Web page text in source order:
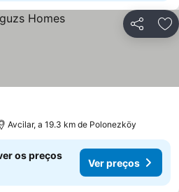
Partilhar
Avcilar, a 19.3 km de Polonezköy
os preços
Ver preços